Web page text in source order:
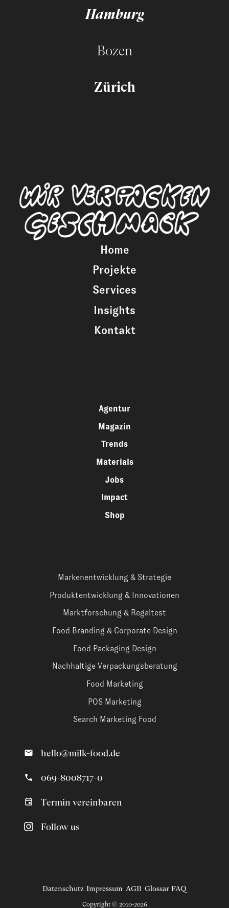
Hamburg
Bozen
Zürich
Home
Projekte
Services
Insights
Kontakt
Agentur
Magazin
Trends
Materials
Jobs
Impact
Shop
Markenentwicklung & Strategie
Produktentwicklung & Innovationen
Marktforschung & Regaltest
Food Branding & Corporate Design
Food Packaging Design
Nachhaltige Verpackungsberatung
Food Marketing
POS Marketing
Search Marketing Food
hello@milk-food.de
069-8008717-0
Termin vereinbaren
Follow us
Datenschutz Impressum AGB Glossar FAQ
Copyright © 2010-2026